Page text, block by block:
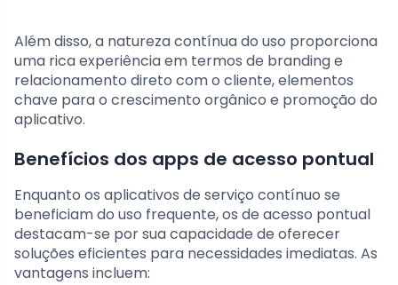
Além disso, a natureza contínua do uso proporciona
uma rica experiência em termos de branding e
relacionamento direto com o cliente, elementos
chave para o crescimento orgânico e promoção do
aplicativo.
Benefícios dos apps de acesso pontual
Enquanto os aplicativos de serviço contínuo se
beneficiam do uso frequente, os de acesso pontual
destacam-se por sua capacidade de oferecer
soluções eficientes para necessidades imediatas. As
vantagens incluem: